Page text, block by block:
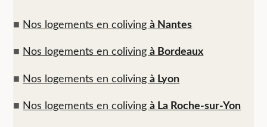
■ Nos logements en colivingà Nantes
■ Nos logements en colivingà Bordeaux
■ Nos logements en colivingà Lyon
■ Nos logements en colivingà La Roche-sur-Yon